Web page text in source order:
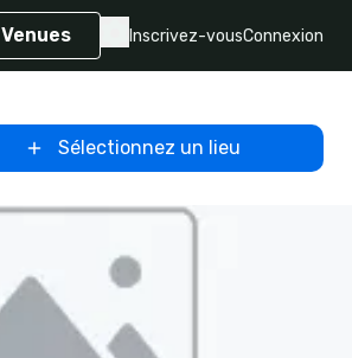
Venues Inscrivez-vousConnexion
Sélectionnez un lieu